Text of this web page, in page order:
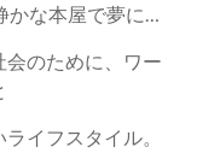
な本屋で夢に近
のために、ワー
イフスタイル。